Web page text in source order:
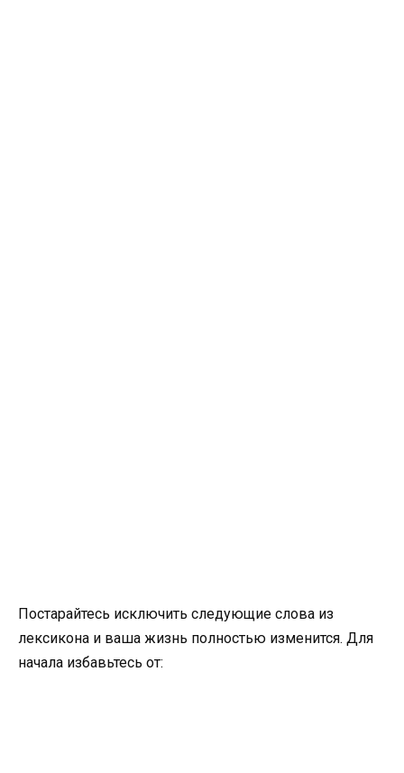
Постарайтесь исключить следующие слова из
лексикона и ваша жизнь полностью изменится. Для
начала избавьтесь от: